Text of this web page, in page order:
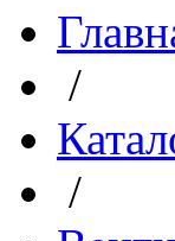
/
/